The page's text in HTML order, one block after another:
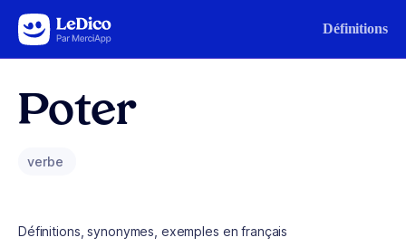
Aller au contenu Définitions
Poter
verbe
Définitions, synonymes, exemples en français